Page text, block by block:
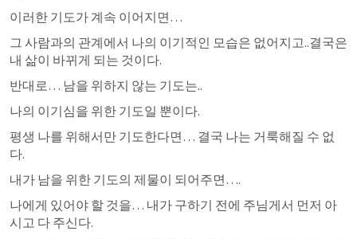
이러한 기도가 계속 이어지면…
그 사람과의 관계에서 나의 이기적인 모습은 없어지고..결국은
내 삶이 바뀌게 되는 것이다.
반대로… 남을 위하지 않는 기도는..
나의 이기심을 위한 기도일 뿐이다.
평생 나를 위해서만 기도한다면… 결국 나는 거룩해질 수 없
다.
내가 남을 위한 기도의 제물이 되어주면….
나에게 있어야 할 것을… 내가 구하기 전에 주님게서 먼저 아
시고 다 주신다.